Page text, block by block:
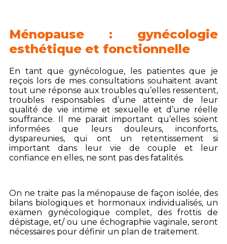
Ménopause : gynécologie
esthétique et fonctionnelle
En tant que gynécologue, les patientes que je
reçois lors de mes consultations souhaitent avant
tout une réponse aux troubles qu’elles ressentent,
troubles responsables d’une atteinte de leur
qualité de vie intime et sexuelle et d’une réelle
souffrance. Il me parait important qu’elles soient
informées que leurs douleurs, inconforts,
dyspareunies, qui ont un retentissement si
important dans leur vie de couple et leur
confiance en elles, ne sont pas des fatalités.
On ne traite pas la ménopause de façon isolée, des
bilans biologiques et hormonaux individualisés, un
examen gynécologique complet, des frottis de
dépistage, et/ ou une échographie vaginale, seront
nécessaires pour définir un plan de traitement.